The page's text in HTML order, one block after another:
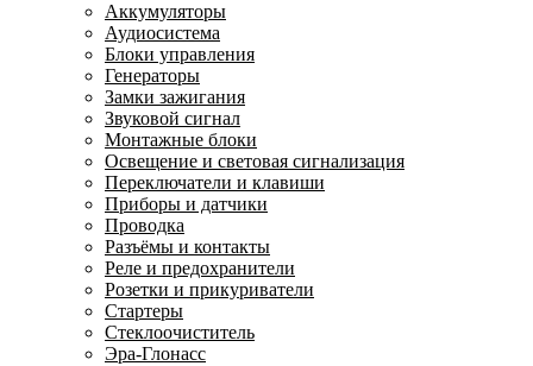
Аккумуляторы
Аудиосистема
Блоки управления
Генераторы
Замки зажигания
Звуковой сигнал
Монтажные блоки
Освещение и световая сигнализация
Переключатели и клавиши
Приборы и датчики
Проводка
Разъёмы и контакты
Реле и предохранители
Розетки и прикуриватели
Стартеры
Стеклоочиститель
Эра-Глонасс